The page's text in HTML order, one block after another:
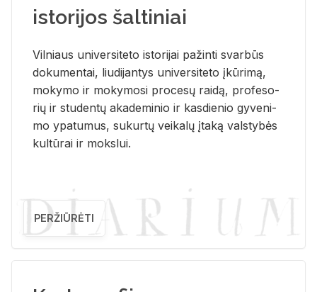
istorijos šaltiniai
Vil­niaus uni­ver­si­te­to is­to­ri­jai pa­žin­ti svar­būs
do­ku­men­tai, liu­di­jan­tys uni­ver­si­te­to įkū­ri­mą,
mo­ky­mo ir mo­ky­mo­si pro­ce­sų rai­dą, pro­fe­so­
rių ir stu­den­tų aka­de­mi­nio ir kas­die­nio gy­ve­ni­
mo ypa­tu­mus, su­kur­tų vei­ka­lų įta­ką vals­ty­bės
kul­tū­rai ir moks­lui.
PERŽIŪRĖTI